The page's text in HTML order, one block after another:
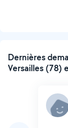
Dernières
Versailles (78)